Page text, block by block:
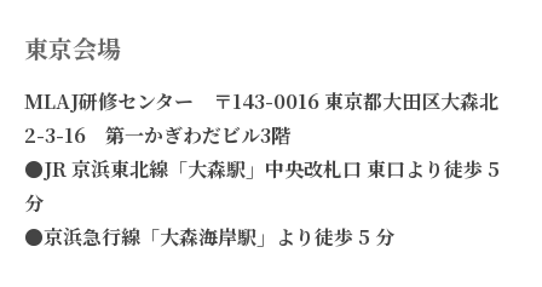
東京会場
MLAJ研修センター 〒143-0016 東京都大田区大森北
2-3-16 第一かぎわだビル3階
●JR 京浜東北線「大森駅」中央改札口 東口より徒歩 5
分
●京浜急行線「大森海岸駅」より徒歩 5 分